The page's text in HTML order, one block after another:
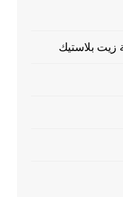
زيت بلاستيك